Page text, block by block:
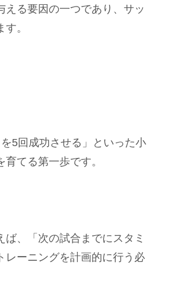
る要因の一つであり、サッ
。
5回成功させる」といった小
てる第一歩です。
、「次の試合までにスタミ
レーニングを計画的に行う必